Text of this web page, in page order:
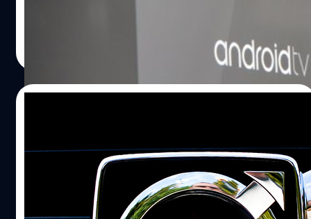
เดือนมี.ค.ที่ผ่านมา และเตรียมจำหน่ายในสหรัฐอเมริกาใน
เร็วๆ นี้ ส่วนการจำหน่ายทั่วโลกนั้นต้องดูที่ยอดการทดลอง
คนขับ
Volvo บริษัทผลิตรถยนต์ที่เรารู้จักกันดี ได้ประกาศแนวทาง
ของบริษัทว่าจะมุ่งพัฒนารถยนต์ไร้คนขับขึ้นมาแน่นอน